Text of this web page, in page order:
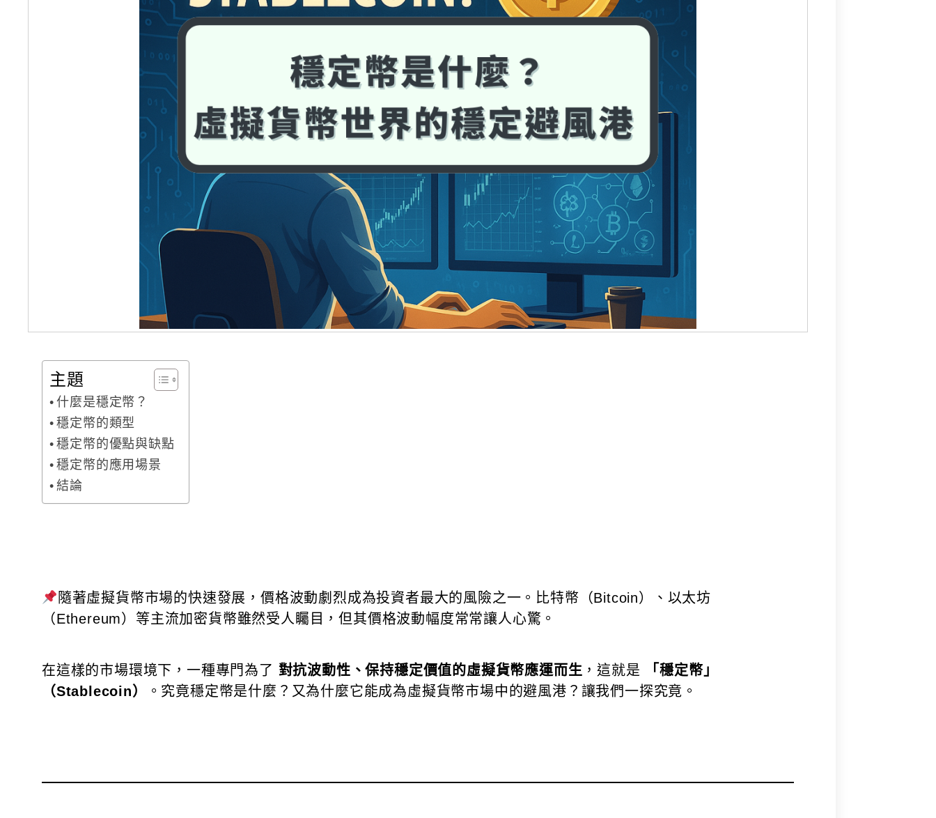
主題
什麼是穩定幣？
穩定幣的類型
穩定幣的優點與缺點
穩定幣的應用場景
結論
隨著虛擬貨幣市場的快速發展，價格波動劇烈成為投資者最大的風險之一。比特幣（Bitcoin）、以太坊
（Ethereum）等主流加密貨幣雖然受人矚目，但其價格波動幅度常常讓人心驚。
在這樣的市場環境下，一種專門為了 對抗波動性、保持穩定價值的虛擬貨幣應運而生 ，這就是
「穩定幣」
（Stablecoin）
。究竟穩定幣是什麼？又為什麼它能成為虛擬貨幣市場中的避風港？讓我們一探究竟。